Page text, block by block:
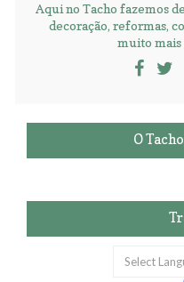
Aqui no Tacho fazemos
decoração, reformas,
muito mais
O